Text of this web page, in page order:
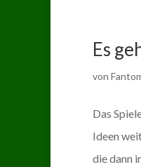
Es
von
Das
Ideen
die dann